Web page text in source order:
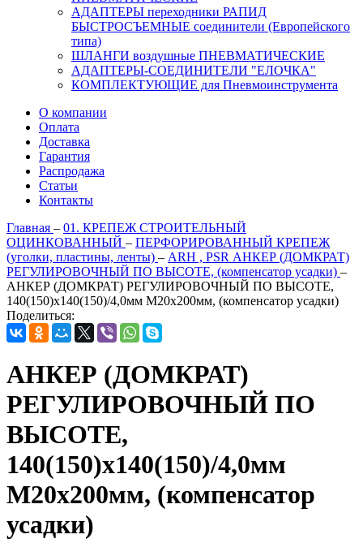
АДАПТЕРЫ переходники РАПИД
БЫСТРОСЪЕМНЫЕ соединители (Европейского
типа)
ШЛАНГИ воздушные ПНЕВМАТИЧЕСКИЕ
АДАПТЕРЫ-СОЕДИНИТЕЛИ "ЕЛОЧКА"
КОМПЛЕКТУЮЩИЕ для Пневмоинструмента
О компании
Оплата
Доставка
Гарантия
Распродажа
Статьи
Контакты
Главная – 01. КРЕПЕЖ СТРОИТЕЛЬНЫЙ
ОЦИНКОВАННЫЙ – ПЕРФОРИРОВАННЫЙ КРЕПЕЖ
(уголки, пластины, ленты) – ARH , PSR АНКЕР (ДОМКРАТ)
РЕГУЛИРОВОЧНЫЙ ПО ВЫСОТЕ, (компенсатор усадки) –
АНКЕР (ДОМКРАТ) РЕГУЛИРОВОЧНЫЙ ПО ВЫСОТЕ,
140(150)х140(150)/4,0мм М20х200мм, (компенсатор усадки)
Поделиться:
АНКЕР (ДОМКРАТ)
РЕГУЛИРОВОЧНЫЙ ПО
ВЫСОТЕ,
140(150)х140(150)/4,0мм
М20х200мм, (компенсатор
усадки)